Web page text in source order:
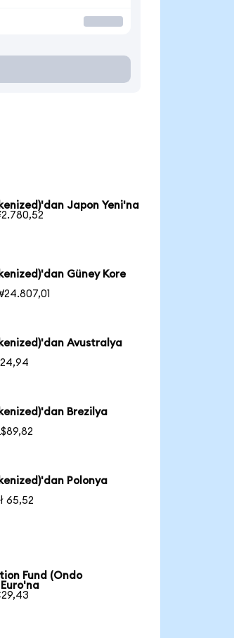
Japon Yeni'na
Güney Kore
Avustralya
Brezilya
Polonya
65,52
Fund (Ondo